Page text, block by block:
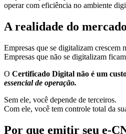
operar com eficiência no ambiente
A realidade do
Empresas que se digitalizam crescem
Empresas que não se digitalizam
O Certificado Digital não é um
essencial de operação.
Sem ele, você depende de terceiros.
Com ele, você tem controle total da
Por que emitir seu e-